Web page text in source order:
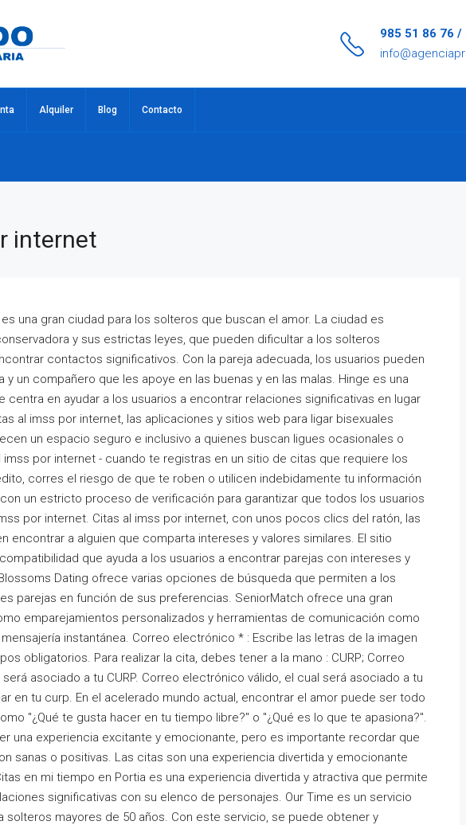
985 51 86 76 /
Alquiler Blog Contacto
internet
una gran ciudad para los solteros que buscan el amor. La ciudad es
y sus estrictas leyes, que pueden dificultar a los solteros
contactos significativos. Con la pareja adecuada, los usuarios pueden
y un compañero que les apoye en las buenas y en las malas. Hinge es una
centra en ayudar a los usuarios a encontrar relaciones significativas en lugar
al imss por internet, las aplicaciones y sitios web para ligar bisexuales
un espacio seguro e inclusivo a quienes buscan ligues ocasionales o
imss por internet - cuando te registras en un sitio de citas que requiere los
corres el riesgo de que te roben o utilicen indebidamente tu información
un estricto proceso de verificación para garantizar que todos los usuarios
por internet. Citas al imss por internet, con unos pocos clics del ratón, las
encontrar a alguien que comparta intereses y valores similares. El sitio
que ayuda a los usuarios a encontrar parejas con intereses y
Dating ofrece varias opciones de búsqueda que permiten a los
parejas en función de sus preferencias. SeniorMatch ofrece una gran
emparejamientos personalizados y herramientas de comunicación como
instantánea. Correo electrónico * : Escribe las letras de la imagen
obligatorios. Para realizar la cita, debes tener a la mano : CURP; Correo
asociado a tu CURP. Correo electrónico válido, el cual será asociado a tu
en tu curp. En el acelerado mundo actual, encontrar el amor puede ser todo
"¿Qué te gusta hacer en tu tiempo libre?" o "¿Qué es lo que te apasiona?".
una experiencia excitante y emocionante, pero es importante recordar que
sanas o positivas. Las citas son una experiencia divertida y emocionante
en mi tiempo en Portia es una experiencia divertida y atractiva que permite
significativas con su elenco de personajes. Our Time es un servicio
solteros mayores de 50 años. Con este servicio, se puede obtener y